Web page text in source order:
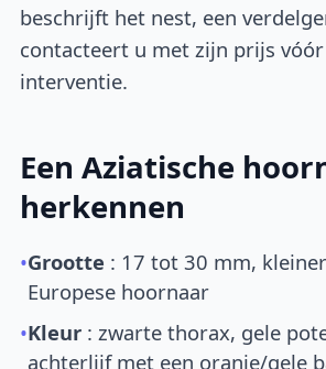
beschrijft het nest, een
contacteert u met zijn prijs
interventie.
Een Aziatische
herkennen
•Grootte : 17 tot 30 mm,
Europese hoornaar
•Kleur : zwarte thorax, gele
achterlijf met een oranje/gele